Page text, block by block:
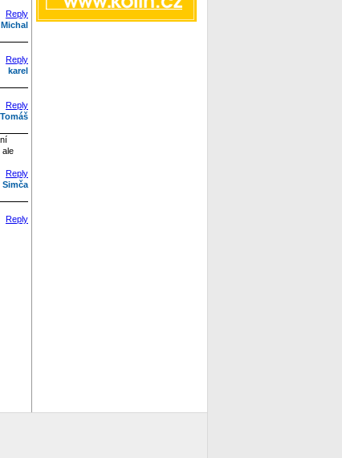
Reply
Michal
Reply
karel
Reply
Tomáš
ale
Reply
Simča
Reply